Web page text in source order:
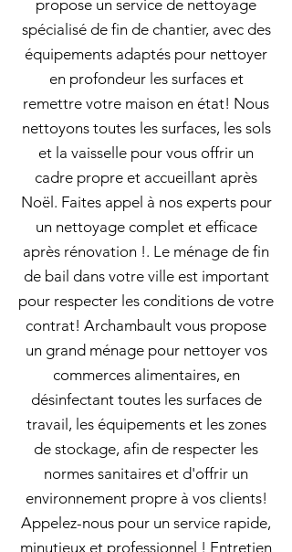
propose un service de nettoyage
spécialisé de fin de chantier, avec des
équipements adaptés pour nettoyer
en profondeur les surfaces et
remettre votre maison en état! Nous
nettoyons toutes les surfaces, les sols
et la vaisselle pour vous offrir un
cadre propre et accueillant après
Noël. Faites appel à nos experts pour
un nettoyage complet et efficace
après rénovation !. Le ménage de fin
de bail dans votre ville est important
pour respecter les conditions de votre
contrat! Archambault vous propose
un grand ménage pour nettoyer vos
commerces alimentaires, en
désinfectant toutes les surfaces de
travail, les équipements et les zones
de stockage, afin de respecter les
normes sanitaires et d'offrir un
environnement propre à vos clients!
Appelez-nous pour un service rapide,
minutieux et professionnel ! Entretien